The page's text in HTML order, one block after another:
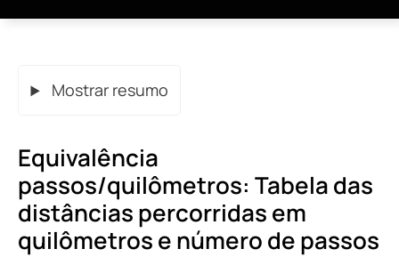
Mostrar resumo
Equivalência
passos/quilômetros: Tabela das
distâncias percorridas em
quilômetros e número de passos